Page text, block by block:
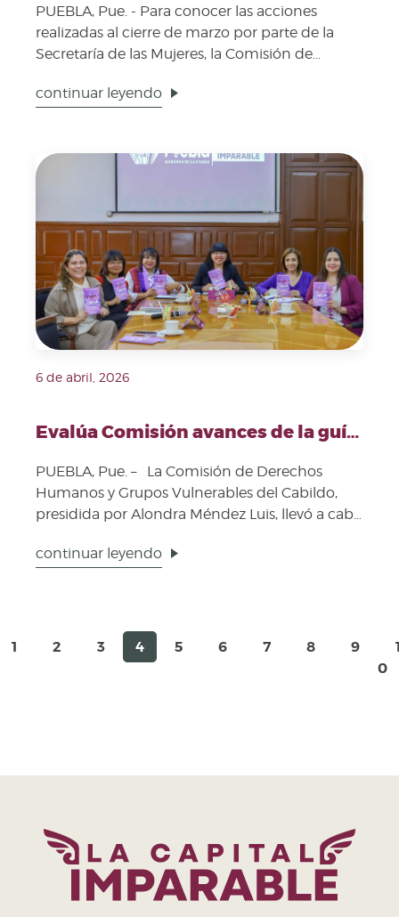
PUEBLA, Pue. - Para conocer las acciones
realizadas al cierre de marzo por parte de la
Secretaría de las Mujeres, la Comisión de
continuar leyendo
Fecha de publicación: 6 de abril, 2026. Imagen
6 de abril, 2026
Evalúa Comisión avances de la guía "Derecho a Saber"
PUEBLA, Pue. – La Comisión de Derechos
Humanos y Grupos Vulnerables del Cabildo,
presidida por Alondra Méndez Luis, llevó a cabo
continuar leyendo
1 2 3 4 5 6 7 8 9
0